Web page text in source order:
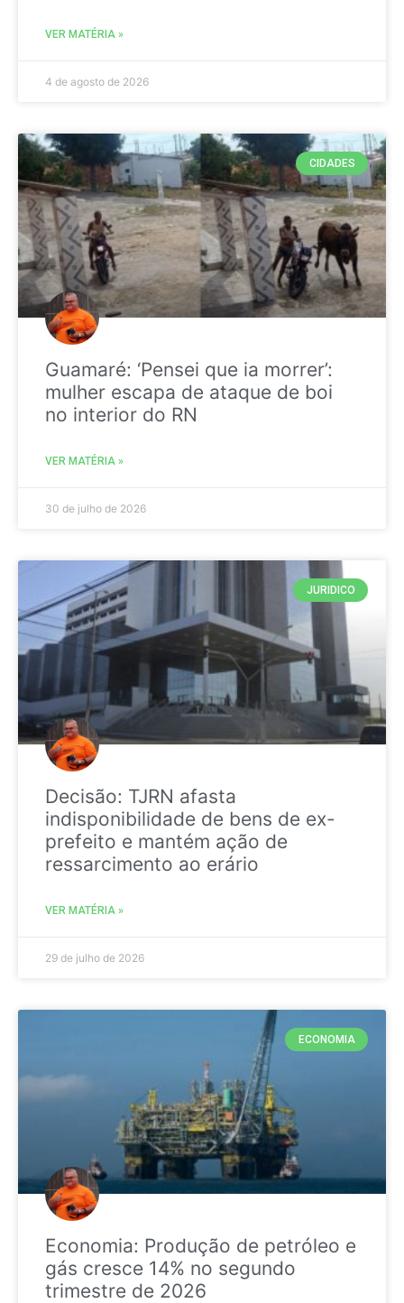
VER MATÉRIA »
4 de agosto de 2026
CIDADES
Guamaré: ‘Pensei que ia morrer’:
mulher escapa de ataque de boi
no interior do RN
VER MATÉRIA »
30 de julho de 2026
JURIDICO
Decisão: TJRN afasta
indisponibilidade de bens de ex-
prefeito e mantém ação de
ressarcimento ao erário
VER MATÉRIA »
29 de julho de 2026
ECONOMIA
Economia: Produção de petróleo e
gás cresce 14% no segundo
trimestre de 2026